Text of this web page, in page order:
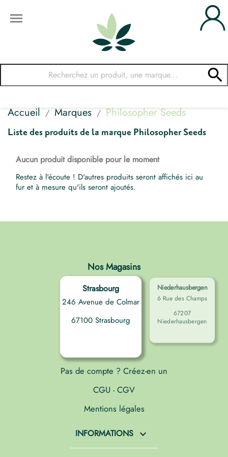


Accueil Marques Philosopher Seeds
Liste des produits de la marque Philosopher Seeds
Aucun produit disponible pour le moment
Restez à l'écoute ! D'autres produits seront affichés ici au
fur et à mesure qu'ils seront ajoutés.
Nos Magasins
Strasbourg
246 Avenue de Colmar
67100 Strasbourg
Niederhausbergen
6 Rue des Champs
67207
Niederhausbergen
Pas de compte ? Créez-en un
CGU - CGV
Mentions légales
INFORMATIONS 